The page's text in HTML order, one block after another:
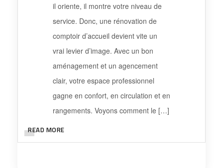
il oriente, il montre votre niveau de
service. Donc, une rénovation de
comptoir d’accueil devient vite un
vrai levier d’image. Avec un bon
aménagement et un agencement
clair, votre espace professionnel
gagne en confort, en circulation et en
rangements. Voyons comment le […]
READ MORE